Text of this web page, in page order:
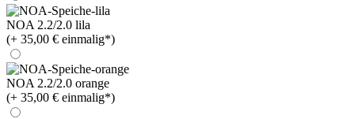
NOA 2.2/2.0 lila
(+ 35,00 € einmalig*)
NOA 2.2/2.0 orange
(+ 35,00 € einmalig*)